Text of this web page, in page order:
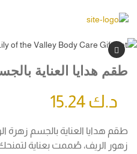
طقم هدايا العناية
د.ك
طقم هدايا العناية بالجسم
زهور الريف، صُممت بعناية